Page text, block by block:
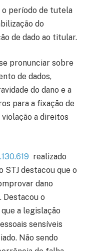
período de tutela
do
de dado ao titular.
pronunciar sobre
de dados,
do dano e a
para a fixação de
a direitos
realizado
STJ destacou que o
dano
Destacou o
a legislação
sensíveis
Não sendo